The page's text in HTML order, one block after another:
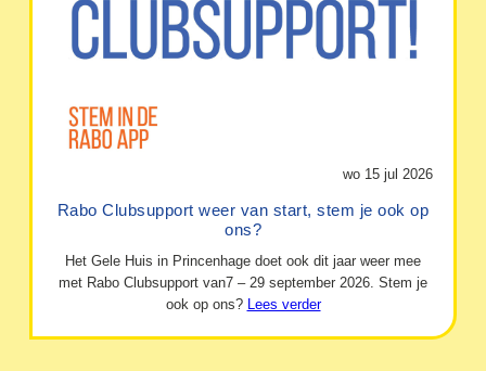
wo 15 jul 2026
Rabo Clubsupport weer van start, stem je ook op
ons?
Het Gele Huis in Princenhage doet ook dit jaar weer mee
met Rabo Clubsupport van7 – 29 september 2026. Stem je
ook op ons? Lees verder